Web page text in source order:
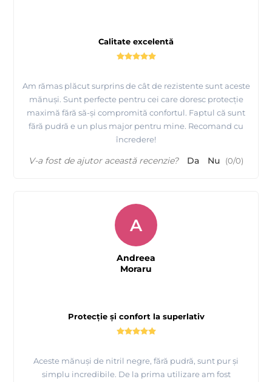
Calitate excelentă
Am rămas plăcut surprins de cât de rezistente sunt aceste
mănuși. Sunt perfecte pentru cei care doresc protecție
maximă fără să-și compromită confortul. Faptul că sunt
fără pudră e un plus major pentru mine. Recomand cu
încredere!
V-a fost de ajutor această recenzie? Da Nu (0/0)
Protecție și confort la superlativ
Aceste mănuși de nitril negre, fără pudră, sunt pur și
simplu incredibile. De la prima utilizare am fost
A
Andreea
Moraru